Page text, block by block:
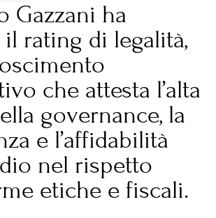
Gazzani ha
rating di legalità,
che attesta l’alta
governance, la
e l’affidabilità
nel rispetto
etiche e fiscali.